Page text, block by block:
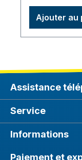
Ajouter au
Assistance
Service
Informations
Paiement et